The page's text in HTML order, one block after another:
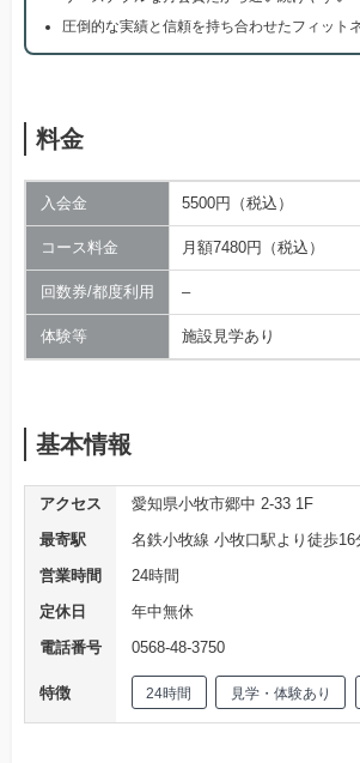
圧倒的な実績と信頼を持ち合わせたフィット
料金
入会金 5500円（税込）
コース料金 月額7480円（税込）
回数券/都度利用 –
体験等 施設見学あり
基本情報
アクセス
愛知県小牧市郷中 2-33 1F
最寄駅
名鉄小牧線 小牧口駅より徒歩16
営業時間
24時間
定休日
年中無休
電話番号
0568-48-3750
特徴 24時間 見学・体験あり